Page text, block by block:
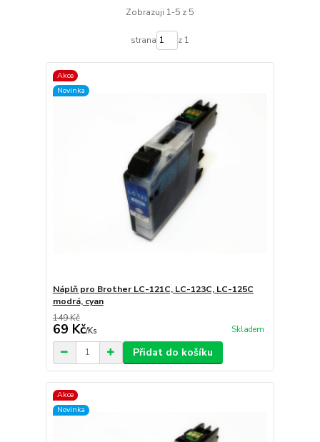
Zobrazuji 1-5 z 5
strana z 1
Akce
Novinka
Náplň pro Brother LC-121C, LC-123C, LC-125C
modrá, cyan
149 Kč
69 Kč/Ks Skladem
Přidat do košíku
Akce
Novinka